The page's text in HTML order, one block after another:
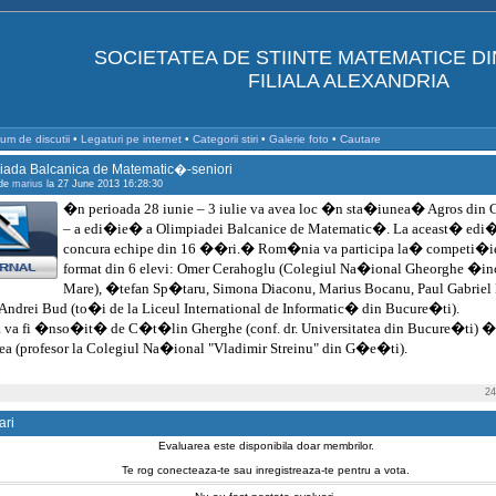
SOCIETATEA DE STIINTE MATEMATICE
FILIALA ALEXANDRIA
de discutii• Legaturi pe internet• Categorii stiri• Galerie foto • Cautare
Balcanica de Matematic�-seniori
marius la 27 June 2013 16:28:30
�n perioada 28 iunie – 3 iulie va avea loc �n sta�iunea� Agros din
– a edi�ie� a Olimpiadei Balcanice de Matematic�. La aceast�
concura echipe din 16 ��ri.� Rom�nia va participa la�
format din 6 elevi: Omer Cerahoglu (Colegiul Na�ional Gheorghe
Mare), �tefan Sp�taru, Simona Diaconu, Marius Bocanu, Paul
Bud (to�i de la Liceul International de Informatic� din Bucure�ti).
va fi �nso�it� de C�t�lin Gherghe (conf. dr. Universitatea din Bucure�ti)
(profesor la Colegiul Na�ional "Vladimir Streinu" din G�e�ti).
Evaluarea este disponibila doar membrilor.
Te rog conecteaza-te sau inregistreaza-te pentru a vota.